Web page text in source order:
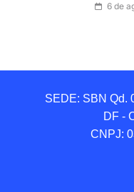
6 de
SEDE: SBN Qd.
DF -
CNPJ: